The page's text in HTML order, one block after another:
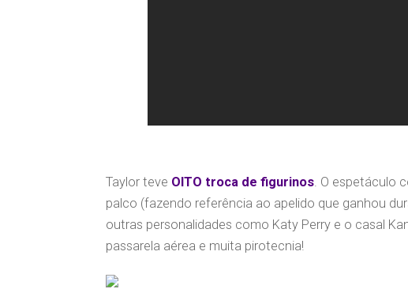
Taylor teve OITO troca de figurinos. O espetáculo
palco (fazendo referência ao apelido que ganhou
outras personalidades como Katy Perry e o casal
passarela aérea e muita pirotecnia!